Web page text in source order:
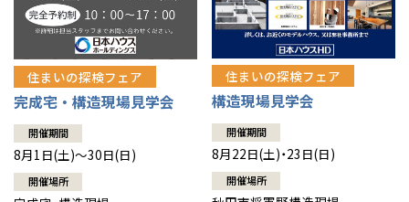
住まいの探検フェア
完成宅・構造現場見学会
開催期間
8月1日(土)～30日(日)
開催場所
住まいの探検フェア
構造現場見学会
開催期間
8月22日(土)・23日(日)
開催場所
山口
徳島
高知
鹿児島
長崎
沖縄